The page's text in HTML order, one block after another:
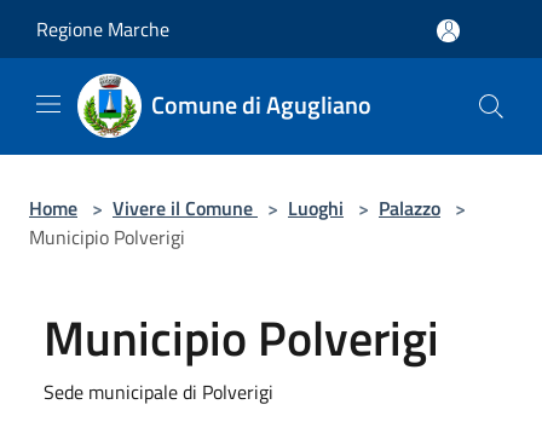
Regione Marche
Comune di Agugliano
Home > Vivere il Comune > Luoghi > Palazzo >
Municipio Polverigi
Municipio Polverigi
Sede municipale di Polverigi